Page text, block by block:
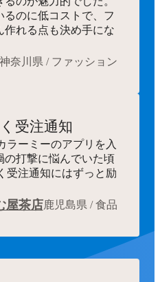
のに低コストで、フ
作れる点も決め手にな
奈川県 / ファッション
受注通知
ラーミーのアプリを入
の打撃に悩んでいた頃
受注通知にはずっと励
屋茶店鹿児島県 / 食品